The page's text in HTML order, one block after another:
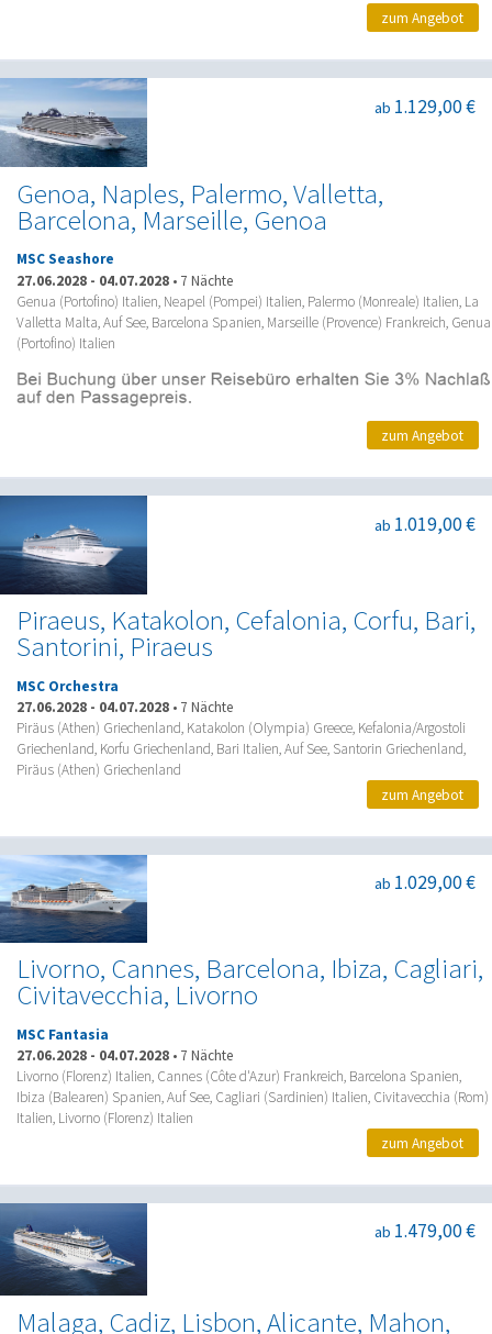
zum Angebot
Genoa, Naples, Palermo, Valletta,
Barcelona, Marseille, Genoa
ab 1.129,00 €
MSC Seashore
27.06.2028 - 04.07.2028 • 7 Nächte
Genua (Portofino) Italien, Neapel (Pompei) Italien, Palermo (Monreale) Italien, La
Valletta Malta, Auf See, Barcelona Spanien, Marseille (Provence) Frankreich, Genua
(Portofino) Italien
zum Angebot
Piraeus, Katakolon, Cefalonia, Corfu, Bari,
Santorini, Piraeus
ab 1.019,00 €
MSC Orchestra
27.06.2028 - 04.07.2028 • 7 Nächte
Piräus (Athen) Griechenland, Katakolon (Olympia) Greece, Kefalonia/Argostoli
Griechenland, Korfu Griechenland, Bari Italien, Auf See, Santorin Griechenland,
Piräus (Athen) Griechenland
zum Angebot
Livorno, Cannes, Barcelona, Ibiza, Cagliari,
Civitavecchia, Livorno
ab 1.029,00 €
MSC Fantasia
27.06.2028 - 04.07.2028 • 7 Nächte
Livorno (Florenz) Italien, Cannes (Côte d'Azur) Frankreich, Barcelona Spanien,
Ibiza (Balearen) Spanien, Auf See, Cagliari (Sardinien) Italien, Civitavecchia (Rom)
Italien, Livorno (Florenz) Italien
zum Angebot
Malaga, Cadiz, Lisbon, Alicante, Mahon,
ab 1.479,00 €